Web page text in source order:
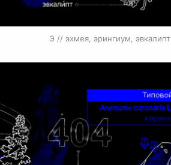
Э // эхмея, эрингиум, эвкалипт